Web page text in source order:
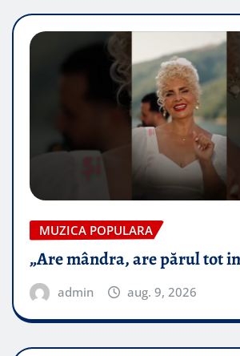
MUZICA POPULARA
„Are mândra, are părul tot
admin aug. 9, 2026